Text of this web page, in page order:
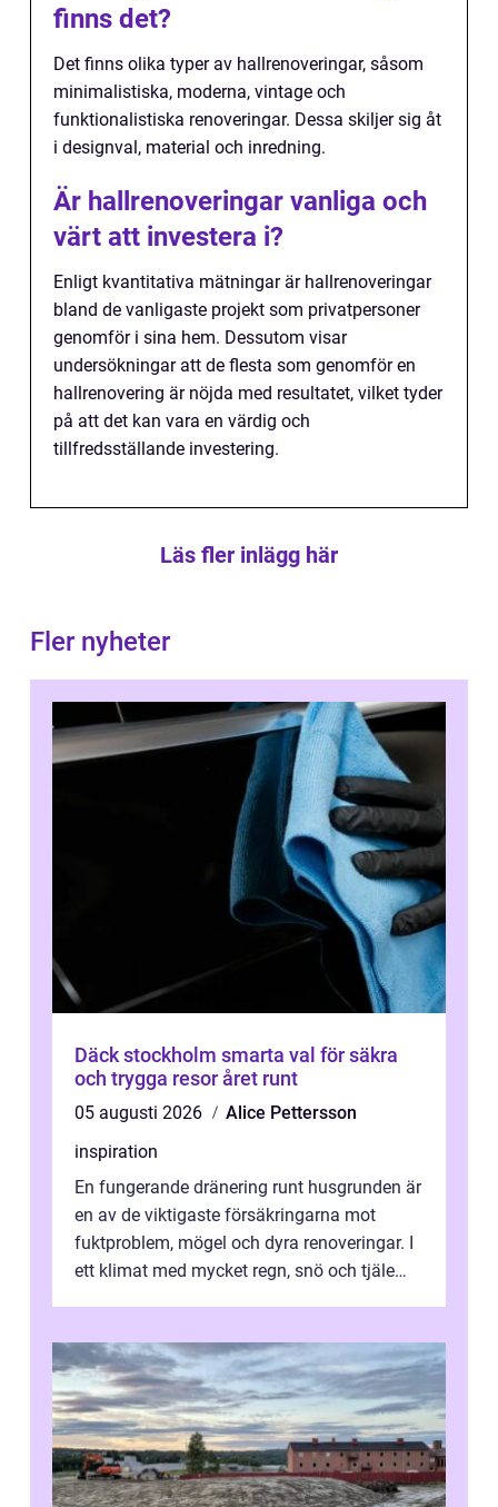
finns det?
Det finns olika typer av hallrenoveringar, såsom
minimalistiska, moderna, vintage och
funktionalistiska renoveringar. Dessa skiljer sig åt
i designval, material och inredning.
Är hallrenoveringar vanliga och
värt att investera i?
Enligt kvantitativa mätningar är hallrenoveringar
bland de vanligaste projekt som privatpersoner
genomför i sina hem. Dessutom visar
undersökningar att de flesta som genomför en
hallrenovering är nöjda med resultatet, vilket tyder
på att det kan vara en värdig och
tillfredsställande investering.
Läs fler inlägg här
Fler nyheter
Däck stockholm smarta val för säkra
och trygga resor året runt
05 augusti 2026
Alice Pettersson
inspiration
En fungerande dränering runt husgrunden är
en av de viktigaste försäkringarna mot
fuktproblem, mögel och dyra renoveringar. I
ett klimat med mycket regn, snö och tjäle